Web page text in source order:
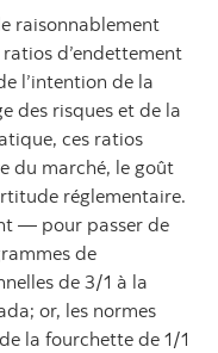
raisonnablement
d’endettement
l’intention de la
des risques et de la
ces ratios
du marché, le goût
réglementaire.
— pour passer de
de
de 3/1 à la
or, les normes
la fourchette de 1/1